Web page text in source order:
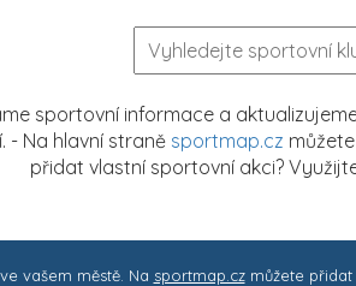
sportovní informace a
- Na hlavní straně sportmap.cz
přidat vlastní sportovní akci?
vašem městě. Na sportmap.czmůžete přidat